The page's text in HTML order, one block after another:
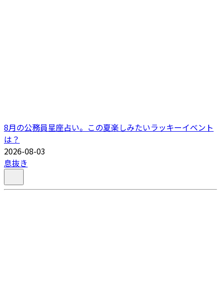
8月の公務員星座占い。この夏楽しみたいラッキーイベント
は？
2026-08-03
息抜き